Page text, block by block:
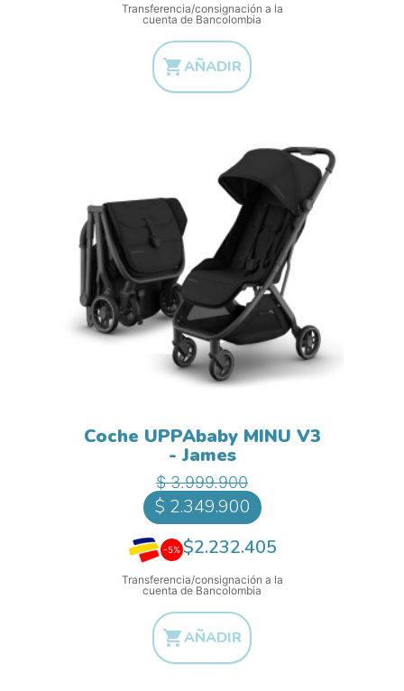
Transferencia/consignación a la
cuenta de Bancolombia
AÑADIR
Coche UPPAbaby MINU V3
- James
Precio base
$ 3.999.900
$ 2.349.900
-5% $2.232.405
Transferencia/consignación a la
cuenta de Bancolombia
AÑADIR